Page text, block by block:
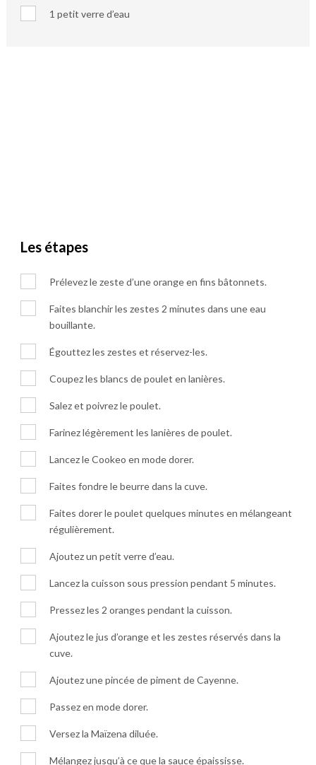
1 petit verre d’eau
Les étapes
Prélevez le zeste d’une orange en fins bâtonnets.
Faites blanchir les zestes 2 minutes dans une eau
bouillante.
Égouttez les zestes et réservez-les.
Coupez les blancs de poulet en lanières.
Salez et poivrez le poulet.
Farinez légèrement les lanières de poulet.
Lancez le Cookeo en mode dorer.
Faites fondre le beurre dans la cuve.
Faites dorer le poulet quelques minutes en mélangeant
régulièrement.
Ajoutez un petit verre d’eau.
Lancez la cuisson sous pression pendant 5 minutes.
Pressez les 2 oranges pendant la cuisson.
Ajoutez le jus d’orange et les zestes réservés dans la
cuve.
Ajoutez une pincée de piment de Cayenne.
Passez en mode dorer.
Versez la Maïzena diluée.
Mélangez jusqu’à ce que la sauce épaississe.